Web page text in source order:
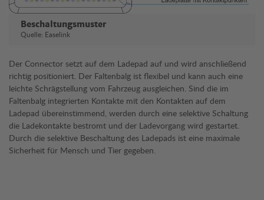
Beschaltungsmuster
Quelle: Easelink
Der Connector setzt auf dem Ladepad auf und wird anschließend
richtig positioniert. Der Faltenbalg ist flexibel und kann auch eine
leichte Schrägstellung vom Fahrzeug ausgleichen. Sind die im
Faltenbalg integrierten Kontakte mit den Kontakten auf dem
Ladepad übereinstimmend, werden durch eine selektive Schaltung
die Ladekontakte bestromt und der Ladevorgang wird gestartet.
Durch die selektive Beschaltung des Ladepads ist eine maximale
Sicherheit für Mensch und Tier gegeben.